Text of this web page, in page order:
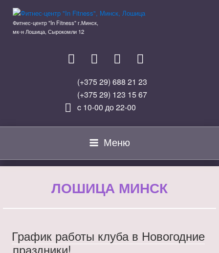
содержимому
Фитнес-центр "In Fitness" г.Минск,
мк-н Лошица, Сырокомли 12
(+375 29) 688 21 23
(+375 29) 123 15 67
c 10-00 до 22-00
Меню
ЛОШИЦА МИНСК
График работы клуба в Новогодние
праздники!